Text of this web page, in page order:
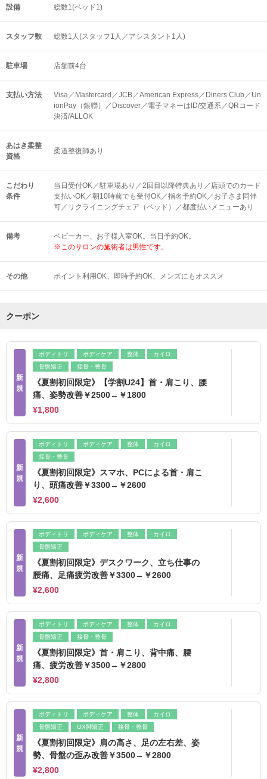
設備 総数1(ベッド1)
スタッフ数 総数1人(スタッフ1人／アシスタント1人)
駐車場 店舗前4台
支払い方法
Visa／Mastercard／JCB／American Express／Diners Club／Un
ionPay（銀聯）／Discover／電子マネーはID/交通系／QRコード
決済/ALLOK
あはき柔整
資格
柔道整復師あり
こだわり
条件
当日受付OK／駐車場あり／2回目以降特典あり／店頭でのカード
支払いOK／朝10時前でも受付OK／指名予約OK／お子さま同伴
可／リクライニングチェア（ベッド）／都度払いメニューあり
備考
ベビーカー、お子様入室OK。当日予約OK。
※このサロンの施術者は男性です。
その他 ポイント利用OK 即時予約OK メンズにもオススメ
クーポン
新
規
ボディトリ ボディケア 整体
カイロ
骨盤矯正
接骨・整骨
《夏割初回限定》【学割U24】首・肩こり、腰
痛、姿勢改善￥2500→￥1800
¥1,800
新
規
ボディトリ ボディケア 整体
カイロ
接骨・整骨
《夏割初回限定》スマホ、PCによる首・肩こ
り、頭痛改善￥3300→￥2600
¥2,600
新
規
ボディトリ ボディケア 整体
カイロ
骨盤矯正
《夏割初回限定》デスクワーク、立ち仕事の
腰痛、足痛疲労改善￥3300→￥2600
¥2,600
新
規
ボディトリ ボディケア 整体
カイロ
骨盤矯正
接骨・整骨
《夏割初回限定》首・肩こり、背中痛、腰
痛、疲労改善￥3500→￥2800
¥2,800
新
規
ボディトリ ボディケア 整体
カイロ
骨盤矯正
OX脚矯正 接骨・整骨
《夏割初回限定》肩の高さ、足の左右差、姿
勢、骨盤の歪み改善￥3500→￥2800
¥2,800